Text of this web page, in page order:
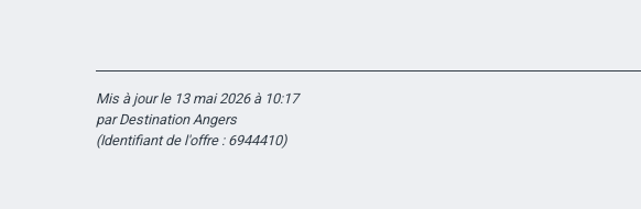
Mis à jour le 13 mai 2026 à 10:17
par Destination Angers
(Identifiant de l'offre : 6944410)